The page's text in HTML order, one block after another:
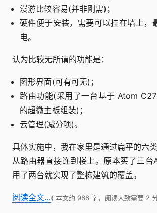
漫游比较容易(并非刚需)；
硬件便于安装，需要可以挂在墙上，
电。
认为比较无所谓的功能是：
图形界面(可有可无)；
路由功能(采用了一台基于 Atom
的超微主板组装)；
云管理(减分项)。
具体实施中，我在家里是通过扁平的六
从路由器直接连到楼上。原本买了三台
用了两台就实现了整栋建筑的覆盖。
阅读全文…( 本文约 966 字，阅读大致需要 2